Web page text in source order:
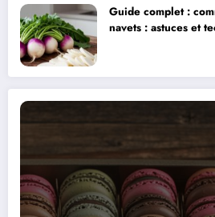
Guide complet :
navets : astuces et